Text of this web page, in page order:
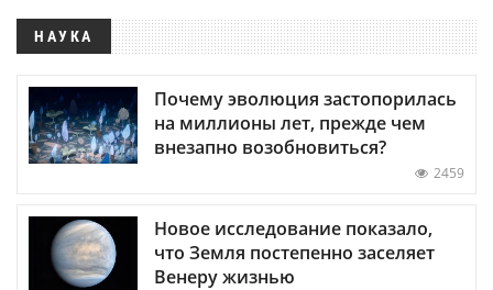
НАУКА
Почему эволюция застопорилась
на миллионы лет, прежде чем
внезапно возобновиться?
2459
Новое исследование показало,
что Земля постепенно заселяет
Венеру жизнью